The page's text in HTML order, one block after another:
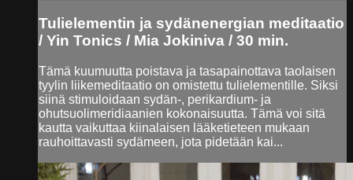
Tulielementin ja sydänenergian meditaatio
/ Yin Tonics / Mia Jokiniva / 30 min.
Tämä kuumuutta poistava ja tasapainottava taolaisen
tyylin liikemeditaatio on omistettu tulielementille. Siksi
siinä stimuloidaan sydän-, perikardium- ja
ohutsuolimeridiaanien kokonaisuutta. Tämä voi sitä
kautta vaikuttaa kiinalaisen lääketieteen mukaan
rauhoittavasti sydämeen, jota pidetään kai...